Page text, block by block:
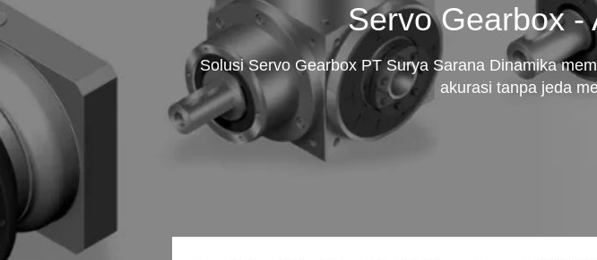
Servo Gearbox -
Solusi Servo Gearbox PT Surya Sarana Dinamika
akurasi tanpa jeda